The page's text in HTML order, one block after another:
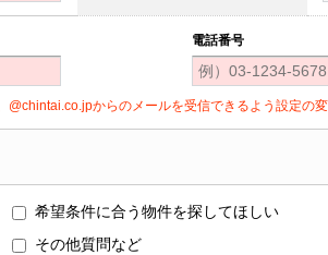
電話番号
からのメールを受信できるよう設定の変
希望条件に合う物件を探してほしい
その他質問など